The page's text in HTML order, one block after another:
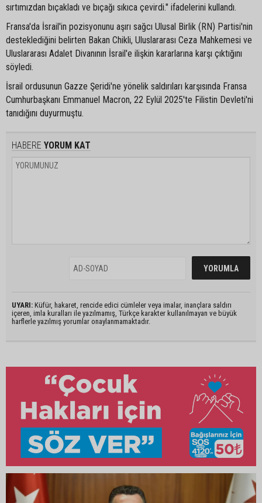
sırtımızdan bıçakladı ve bıçağı sıkıca çevirdi." ifadelerini kullandı.
Fransa'da İsrail'in pozisyonunu aşırı sağcı Ulusal Birlik (RN) Partisi'nin
desteklediğini belirten Bakan Chikli, Uluslararası Ceza Mahkemesi ve
Uluslararası Adalet Divanının İsrail'e ilişkin kararlarına karşı çıktığını
söyledi.
İsrail ordusunun Gazze Şeridi'ne yönelik saldırıları karşısında Fransa
Cumhurbaşkanı Emmanuel Macron, 22 Eylül 2025'te Filistin Devleti'ni
tanıdığını duyurmuştu.
HABERE YORUM KAT
UYARI: Küfür, hakaret, rencide edici cümleler veya imalar, inançlara saldırı
içeren, imla kuralları ile yazılmamış, Türkçe karakter kullanılmayan ve büyük
harflerle yazılmış yorumlar onaylanmamaktadır.